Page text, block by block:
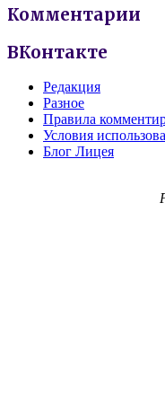
Комментарии
ВКонтакте
Редакция
Разное
Правила
Условия
Блог Лицея